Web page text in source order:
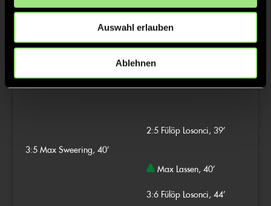
Auswahl erlauben
Ablehnen
2:3 Fülöp Losonci, 27’
Constantin Staib, 29’
2:4 Gracjan Jarzynski, 30’
3/4
2:5 Fülöp Losonci, 39’
3:5 Max Sweering, 40’
Max Lassen, 40’
3:6 Fülöp Losonci, 44’